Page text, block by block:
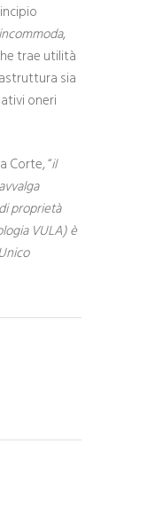
,
trae utilità
sia
oneri
Corte, “il
proprietà
VULA) è